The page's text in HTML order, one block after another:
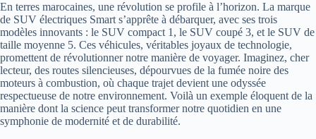
En terres marocaines, une révolution se profile à l’horizon. La marque
de SUV électriques Smart s’apprête à débarquer, avec ses trois
modèles innovants : le SUV compact 1, le SUV coupé 3, et le SUV de
taille moyenne 5. Ces véhicules, véritables joyaux de technologie,
promettent de révolutionner notre manière de voyager. Imaginez, cher
lecteur, des routes silencieuses, dépourvues de la fumée noire des
moteurs à combustion, où chaque trajet devient une odyssée
respectueuse de notre environnement. Voilà un exemple éloquent de la
manière dont la science peut transformer notre quotidien en une
symphonie de modernité et de durabilité.